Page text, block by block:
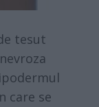
tesut
care se